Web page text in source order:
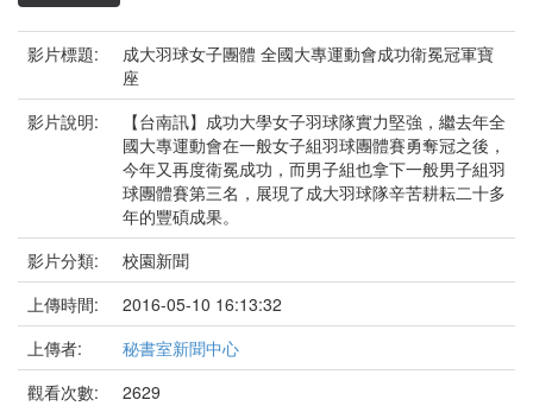
影片標題:
成大羽球女子團體 全國大專運動會成功衛冕冠軍寶
座
影片說明:
【台南訊】成功大學女子羽球隊實力堅強，繼去年全
國大專運動會在一般女子組羽球團體賽勇奪冠之後，
今年又再度衛冕成功，而男子組也拿下一般男子組羽
球團體賽第三名，展現了成大羽球隊辛苦耕耘二十多
年的豐碩成果。
影片分類:
校園新聞
上傳時間:
2016-05-10 16:13:32
上傳者:
秘書室新聞中心
觀看次數:
2629